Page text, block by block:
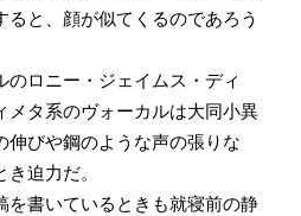
と、顔が似てくるのであろう
ロニー・ジェイムス・ディ
メタ系のヴォーカルは大同小異
伸びや鋼のような声の張りな
迫力だ。
書いているときも就寝前の静